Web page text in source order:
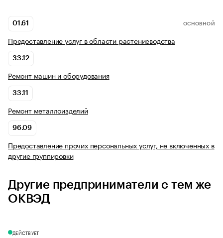
01.61 ОСНОВНОЙ
Предоставление услуг в области растениеводства
33.12
Ремонт машин и оборудования
33.11
Ремонт металлоизделий
96.09
Предоставление прочих персональных услуг, не включенных в
другие группировки
Другие предприниматели с тем же
ОКВЭД
ДЕЙСТВУЕТ